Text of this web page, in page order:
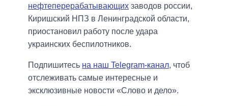
нефтеперерабатывающих заводов россии,
Киришский НПЗ в Ленинградской области,
приостановил работу после удара
украинских беспилотников.
Подпишитесь на наш Telegram-канал, чтоб
отслеживать самые интересные и
эксклюзивные новости «Слово и дело».